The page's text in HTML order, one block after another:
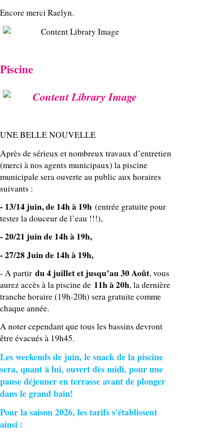
Encore merci Raelyn.
Piscine
UNE BELLE NOUVELLE
Après de sérieux et nombreux travaux d’entretien
(merci à nos agents municipaux) la piscine
municipale sera ouverte au public aux horaires
suivants :
- 13/14 juin, de 14h à 19h (entrée gratuite pour
tester la douceur de l’eau !!!),
- 20/21 juin de 14h à 19h,
- 27/28 Juin de 14h à 19h,
- A partir du 4 juillet et jusqu’au 30 Août, vous
aurez accès à la piscine de 11h à 20h, la dernière
tranche horaire (19h-20h) sera gratuite comme
chaque année.
A noter cependant que tous les bassins devront
être évacués à 19h45.
Les weekends de juin, le snack de la piscine
sera, quant à lui, ouvert dès midi, pour une
pause déjeuner en terrasse avant de plonger
dans le grand bain!
Pour la saison 2026, les tarifs s'établissent
ainsi :